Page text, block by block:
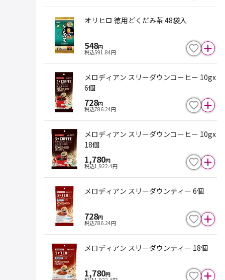
オリヒロ 徳用どくだみ茶 48袋入
548円
税込591.84円
メロディアン スリーダウンコーヒー 10gx
6個
728円
税込786.24円
メロディアン スリーダウンコーヒー 10gx
18個
1,780円
税込1,922.4円
メロディアン スリーダウンティー 6個
728円
税込786.24円
メロディアン スリーダウンティー 18個
1,780円